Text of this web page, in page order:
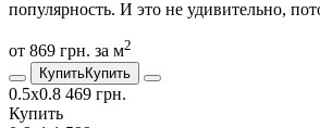
популярность. И это не удивительно,
от 869 грн. за м2
КупитьКупить
0.5х0.8 469 грн.
Купить